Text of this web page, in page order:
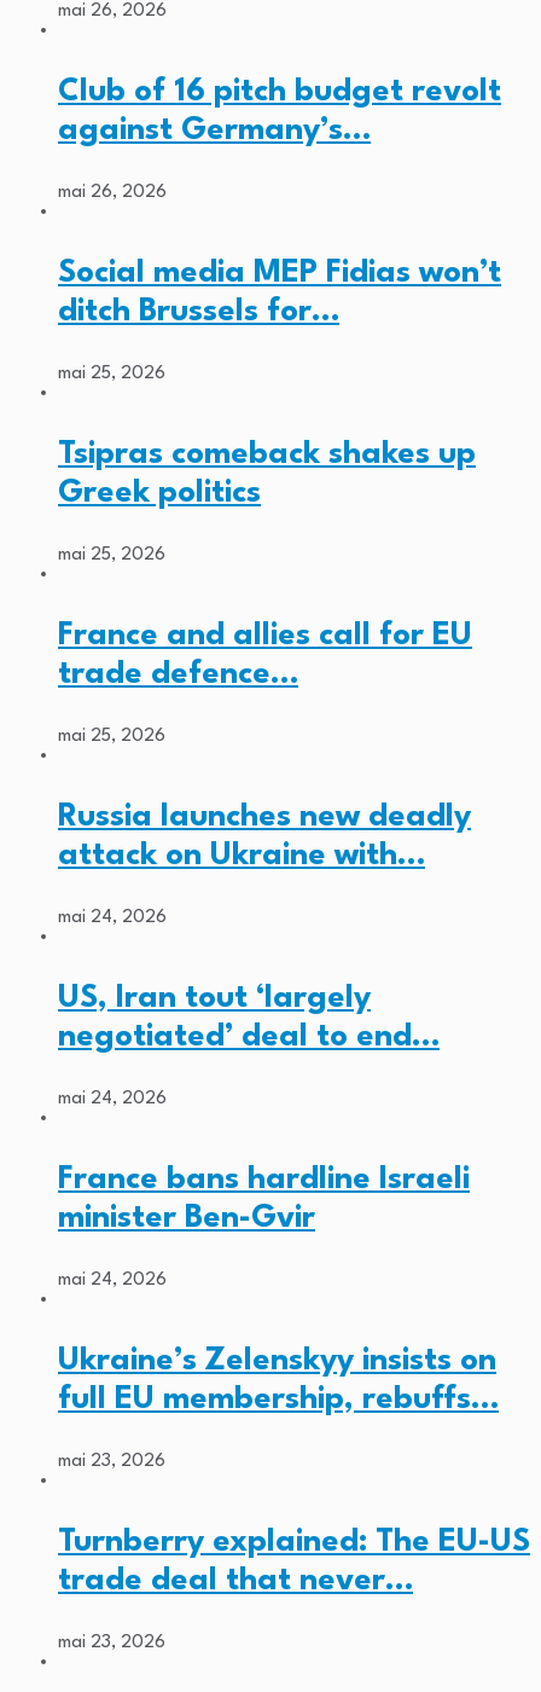
mai 26, 2026
Club of 16 pitch budget revolt
against Germany’s…
mai 26, 2026
Social media MEP Fidias won’t
ditch Brussels for…
mai 25, 2026
Tsipras comeback shakes up
Greek politics
mai 25, 2026
France and allies call for EU
trade defence…
mai 25, 2026
Russia launches new deadly
attack on Ukraine with…
mai 24, 2026
US, Iran tout ‘largely
negotiated’ deal to end…
mai 24, 2026
France bans hardline Israeli
minister Ben-Gvir
mai 24, 2026
Ukraine’s Zelenskyy insists on
full EU membership, rebuffs…
mai 23, 2026
Turnberry explained: The EU-US
trade deal that never…
mai 23, 2026